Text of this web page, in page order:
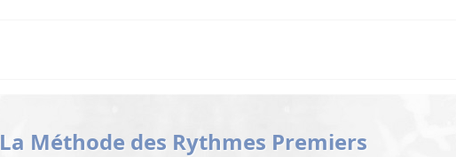
La Méthode des Rythmes Premiers